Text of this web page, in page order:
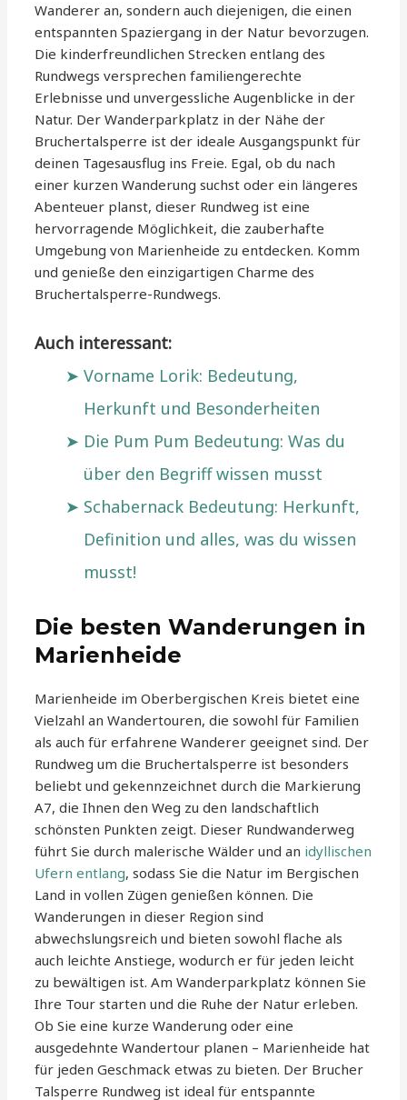
Wanderer an, sondern auch diejenigen, die einen
entspannten Spaziergang in der Natur bevorzugen.
Die kinderfreundlichen Strecken entlang des
Rundwegs versprechen familiengerechte
Erlebnisse und unvergessliche Augenblicke in der
Natur. Der Wanderparkplatz in der Nähe der
Bruchertalsperre ist der ideale Ausgangspunkt für
deinen Tagesausflug ins Freie. Egal, ob du nach
einer kurzen Wanderung suchst oder ein längeres
Abenteuer planst, dieser Rundweg ist eine
hervorragende Möglichkeit, die zauberhafte
Umgebung von Marienheide zu entdecken. Komm
und genieße den einzigartigen Charme des
Bruchertalsperre-Rundwegs.
Auch interessant:
Vorname Lorik: Bedeutung,
Herkunft und Besonderheiten
Die Pum Pum Bedeutung: Was du
über den Begriff wissen musst
Schabernack Bedeutung: Herkunft,
Definition und alles, was du wissen
musst!
Die besten Wanderungen in
Marienheide
Marienheide im Oberbergischen Kreis bietet eine
Vielzahl an Wandertouren, die sowohl für Familien
als auch für erfahrene Wanderer geeignet sind. Der
Rundweg um die Bruchertalsperre ist besonders
beliebt und gekennzeichnet durch die Markierung
A7, die Ihnen den Weg zu den landschaftlich
schönsten Punkten zeigt. Dieser Rundwanderweg
führt Sie durch malerische Wälder und an idyllischen
Ufern entlang, sodass Sie die Natur im Bergischen
Land in vollen Zügen genießen können. Die
Wanderungen in dieser Region sind
abwechslungsreich und bieten sowohl flache als
auch leichte Anstiege, wodurch er für jeden leicht
zu bewältigen ist. Am Wanderparkplatz können Sie
Ihre Tour starten und die Ruhe der Natur erleben.
Ob Sie eine kurze Wanderung oder eine
ausgedehnte Wandertour planen – Marienheide hat
für jeden Geschmack etwas zu bieten. Der Brucher
Talsperre Rundweg ist ideal für entspannte